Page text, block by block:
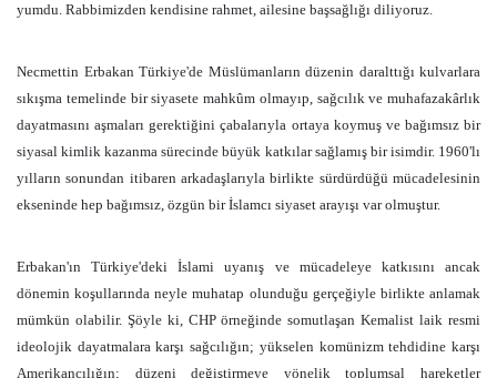
yumdu. Rabbimizden kendisine rahmet, ailesine başsağlığı diliyoruz.
Necmettin Erbakan Türkiye'de Müslümanların düzenin daralttığı kulvarlara
sıkışma temelinde bir siyasete mahkûm olmayıp, sağcılık ve muhafazakârlık
dayatmasını aşmaları gerektiğini çabalarıyla ortaya koymuş ve bağımsız bir
siyasal kimlik kazanma sürecinde büyük katkılar sağlamış bir isimdir. 1960'lı
yılların sonundan itibaren arkadaşlarıyla birlikte sürdürdüğü mücadelesinin
ekseninde hep bağımsız, özgün bir İslamcı siyaset arayışı var olmuştur.
Erbakan'ın Türkiye'deki İslami uyanış ve mücadeleye katkısını ancak
dönemin koşullarında neyle muhatap olunduğu gerçeğiyle birlikte anlamak
mümkün olabilir. Şöyle ki, CHP örneğinde somutlaşan Kemalist laik resmi
ideolojik dayatmalara karşı sağcılığın; yükselen komünizm tehdidine karşı
Amerikancılığın; düzeni değiştirmeye yönelik toplumsal hareketler